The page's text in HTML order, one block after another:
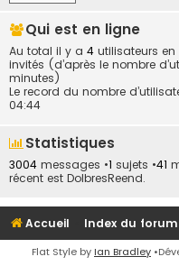
Qui est en ligne
Au total il y a 4 utilisateurs en
invités (d’après le nombre
minutes)
Le record du nombre
04:44
Statistiques
3004 messages •1 sujets •41
récent est DolbresReend.
Accueil Index du forum
Flat Style by Ian Bradley